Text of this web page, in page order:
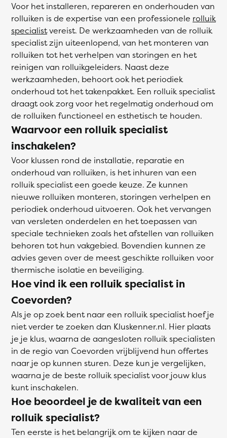
Voor het installeren, repareren en onderhouden van
rolluiken is de expertise van een professionele rolluik
specialistvereist. De werkzaamheden van de rolluik
specialist zijn uiteenlopend, van het monteren van
rolluiken tot het verhelpen van storingen en het
reinigen van rolluikgeleiders. Naast deze
werkzaamheden, behoort ook het periodiek
onderhoud tot het takenpakket. Een rolluik specialist
draagt ook zorg voor het regelmatig onderhoud om
de rolluiken functioneel en esthetisch te houden.
Waarvoor een rolluik specialist
inschakelen?
Voor klussen rond de installatie, reparatie en
onderhoud van rolluiken, is het inhuren van een
rolluik specialist een goede keuze. Ze kunnen
nieuwe rolluiken monteren, storingen verhelpen en
periodiek onderhoud uitvoeren. Ook het vervangen
van versleten onderdelen en het toepassen van
speciale technieken zoals het afstellen van rolluiken
behoren tot hun vakgebied. Bovendien kunnen ze
advies geven over de meest geschikte rolluiken voor
thermische isolatie en beveiliging.
Hoe vind ik een rolluik specialist in
Coevorden?
Als je op zoek bent naar een rolluik specialist hoef je
niet verder te zoeken dan Kluskenner.nl. Hier plaats
je je klus, waarna de aangesloten rolluik specialisten
in de regio van Coevorden vrijblijvend hun offertes
naar je op kunnen sturen. Deze kun je vergelijken,
waarna je de beste rolluik specialist voor jouw klus
kunt inschakelen.
Hoe beoordeel je de kwaliteit van een
rolluik specialist?
Ten eerste is het belangrijk om te kijken naar de